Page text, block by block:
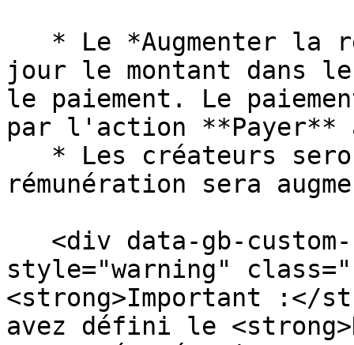
jour le montant dans le
le paiement. Le
par l'action **Payer**
rémunération sera
style="warning"
<strong>Important :</
avez défini le